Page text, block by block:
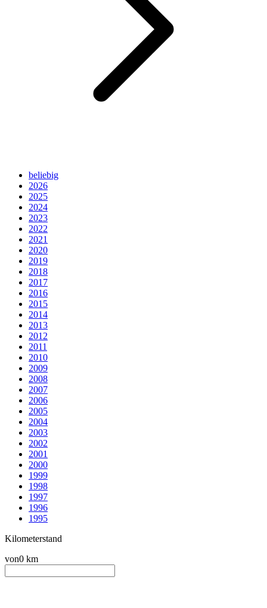
beliebig
2026
2025
2024
2023
2022
2021
2020
2019
2018
2017
2016
2015
2014
2013
2012
2011
2010
2009
2008
2007
2006
2005
2004
2003
2002
2001
2000
1999
1998
1997
1996
1995
Kilometerstand
von0 km